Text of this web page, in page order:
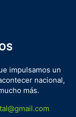
impulsamos un
nacional,
más.